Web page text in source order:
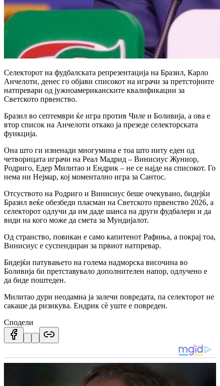
Селекторот на фудбалската репрезентација на Бразил, Карло
Анчелоти, денес го објави списокот на играчи за претстојните
натпревари од јужноамериканските квалификации за
Светското првенство.
Бразил во септември ќе игра против Чиле и Боливија, а ова е
втор список на Анчелоти откако ја презеде селекторската
функција.
Она што ги изненади многумина е тоа што ниту еден од
четворицата играчи на Реал Мадрид – Винисиус Жуниор,
Родриго, Едер Милитао и Ендрик – не се најде на списокот. Го
нема ни Нејмар, кој моментално игра за Сантос.
Отсуството на Родриго и Винисиус беше очекувано, бидејќи
Бразил веќе обезбеди пласман на Светското првенство 2026, а
селекторот одлучи да им даде шанса на други фудбалери и да
види на кого може да смета за Мундијалот.
Од странство, повикан е само капитенот Рафиња, а покрај тоа,
Винисиус е суспендиран за првиот натпревар.
Бидејќи патувањето на голема надморска височина во
Боливија би претставувало дополнителен напор, одлучено е
да биде поштеден.
Милитао дури неодамна ја залечи повредата, па селекторот не
сакаше да ризикува. Ендрик сè уште е повреден.
Сподели